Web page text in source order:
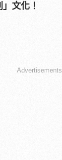
文化！
Advertisements